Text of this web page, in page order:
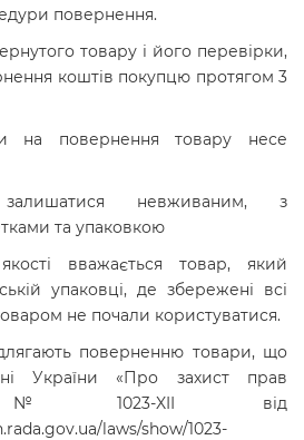
повернення.
товару і його перевірки,
коштів покупцю протягом 3
на повернення товару несе
невживаним, з
та упаковкою
вважається товар, який
упаковці, де збережені всі
не почали користуватися.
поверненню товари, що
України «Про захист прав
№1023-XII від
laws/show/1023-